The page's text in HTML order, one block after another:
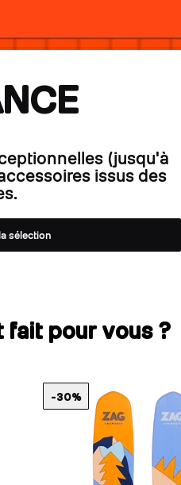
(jusqu'à
issus des
sélection
fait pour vous ?
-30%